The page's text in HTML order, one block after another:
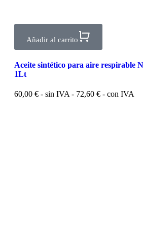
Añadir al carrito
Aceite sintético para aire respirable
1Lt
60,00 € - sin IVA - 72,60 € - con IVA